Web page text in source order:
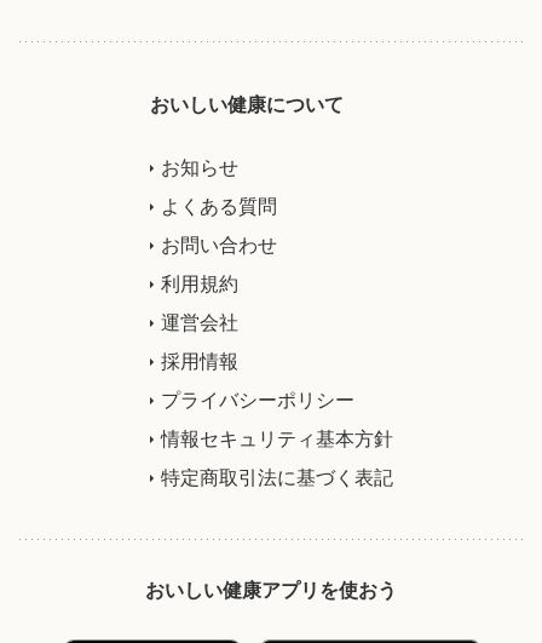
おいしい健康について
お知らせ
よくある質問
お問い合わせ
利用規約
運営会社
採用情報
プライバシーポリシー
情報セキュリティ基本方針
特定商取引法に基づく表記
おいしい健康アプリを使おう